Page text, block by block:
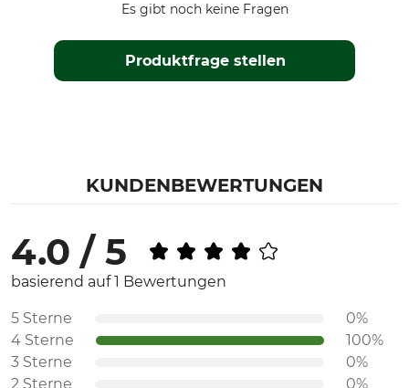
Produktfrage stellen
Es gibt noch keine Fragen
KUNDENBEWERTUNGEN
4.0 / 5
basierend auf 1 Bewertungen
5 Sterne
0%
4 Sterne
100%
3 Sterne
0%
2 Sterne
0%